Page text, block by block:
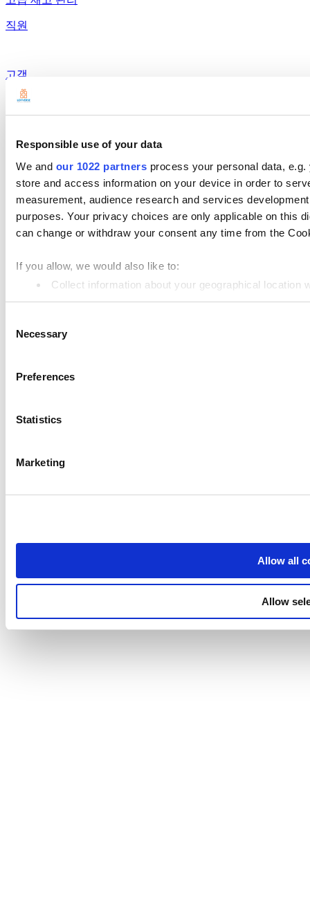
Responsible use of your data
We and our 1022 partners process your personal data,
store and access information on your device in order to
measurement, audience research and services
purposes. Your privacy choices are only applicable on this
can change or withdraw your consent any time from the
If you allow, we would also like to:
Collect information about your geographical
Identify your device by actively scanning it for
share information about your use of our site with our social
Selection
Necessary
Preferences
Statistics
Marketing
Allow all
Allow
직원
고객
보고서
하드웨어
제품
Loyverse 포스
Kitchen Display
고객 디스플레이
고급 재고 관리
도움 자료들
Status
Terms of Use
Data Processing Addendum